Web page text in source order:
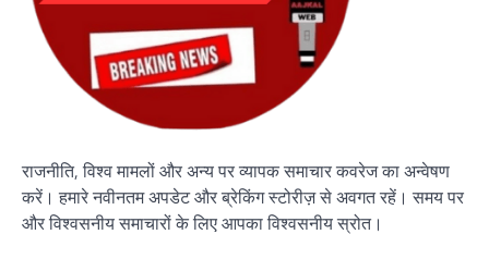
राजनीति, विश्व मामलों और अन्य पर व्यापक समाचार कवरेज का अन्वेषण
करें। हमारे नवीनतम अपडेट और ब्रेकिंग स्टोरीज़ से अवगत रहें। समय पर
और विश्वसनीय समाचारों के लिए आपका विश्वसनीय स्रोत।